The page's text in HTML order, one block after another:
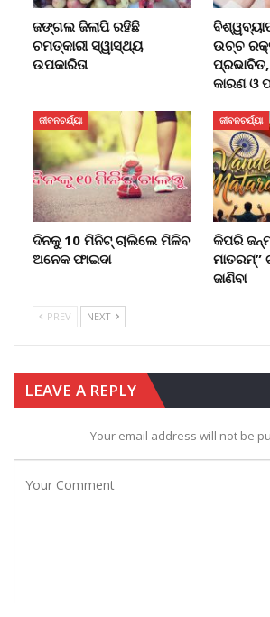
ଜଙ୍ଗଲ ଜିଲାପି ରହିଛି
ଚମତ୍କାରୀ ସ୍ୱାସ୍ଥ୍ୟ
ଉପକାରିତା
ଉଚ୍ଚ
ପ୍ରଭାବିତ,
କାରଣ ଓ
ଜୀବନଚର୍ଯ୍ୟା
ଦିନକୁ 10 ମିନିଟ୍ ଚାଲିଲେ ମିଳିବ
ଅନେକ ଫାଇଦା
ଜୀବନଚର୍ଯ୍ୟା
କିପରି
ମାତରମ୍”
ଜାଣିବା
PREV NEXT
LEAVE A REPLY
Your email address will not be